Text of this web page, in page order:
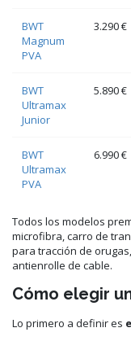
BWT
Magnum
PVA
3.290 €
BWT
Ultramax
Junior
5.890 €
BWT
Ultramax
PVA
6.990 €
Todos los modelos
microfibra, carro de
para tracción de
antienrolle de cable.
Cómo elegir
Lo primero a definir es